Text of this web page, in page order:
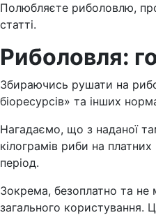
Полюбляєте риболовлю,
статті.
Риболовля:
Збираючись рушати на
біоресурсів» та інших
Нагадаємо, що з наданої
кілограмів риби на
період.
Зокрема, безоплатно та не
загального користування.